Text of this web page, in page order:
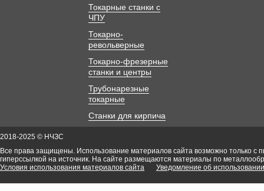
Токарные станки с
ЧПУ
Токарно-
револьверные
Токарно-фрезерные
станки и центры
Трубонарезные
токарные
Станки для кирпича
2018-2025 © НЧЗС
Все права защищены. Использование материалов сайта возможно только с
гиперссылкой на источник. На сайте размещаются материалы по
Условия использования материалов сайта
Уведомление об